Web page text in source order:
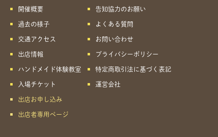
開催概要
過去の様子
交通アクセス
出店情報
ハンドメイド体験教室
入場チケット
出店お申し込み
出店者専用ページ
告知協力のお願い
よくある質問
お問い合わせ
プライバシーポリシー
特定商取引法に基づく表記
運営会社